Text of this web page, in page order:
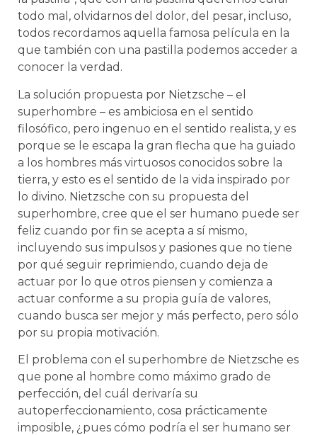
todo mal, olvidarnos del dolor, del pesar, incluso,
todos recordamos aquella famosa película en la
que también con una pastilla podemos acceder a
conocer la verdad.
La solución propuesta por Nietzsche – el
superhombre – es ambiciosa en el sentido
filosófico, pero ingenuo en el sentido realista, y es
porque se le escapa la gran flecha que ha guiado
a los hombres más virtuosos conocidos sobre la
tierra, y esto es el sentido de la vida inspirado por
lo divino. Nietzsche con su propuesta del
superhombre, cree que el ser humano puede ser
feliz cuando por fin se acepta a sí mismo,
incluyendo sus impulsos y pasiones que no tiene
por qué seguir reprimiendo, cuando deja de
actuar por lo que otros piensen y comienza a
actuar conforme a su propia guía de valores,
cuando busca ser mejor y más perfecto, pero sólo
por su propia motivación.
El problema con el superhombre de Nietzsche es
que pone al hombre como máximo grado de
perfección, del cuál derivaría su
autoperfeccionamiento, cosa prácticamente
imposible, ¿pues cómo podría el ser humano ser